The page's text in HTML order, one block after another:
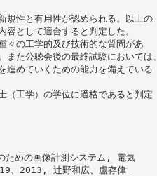
規性と有用性が認められる。以上の
として適合すると判定した。
々の工学的及び技術的な質問があ
た公聴会後の最終試験においては、
進めていくための能力を備えている
（工学）の学位に適格であると判定
ための画像計測システム, 電気
、2013, 辻野和広、盧存偉